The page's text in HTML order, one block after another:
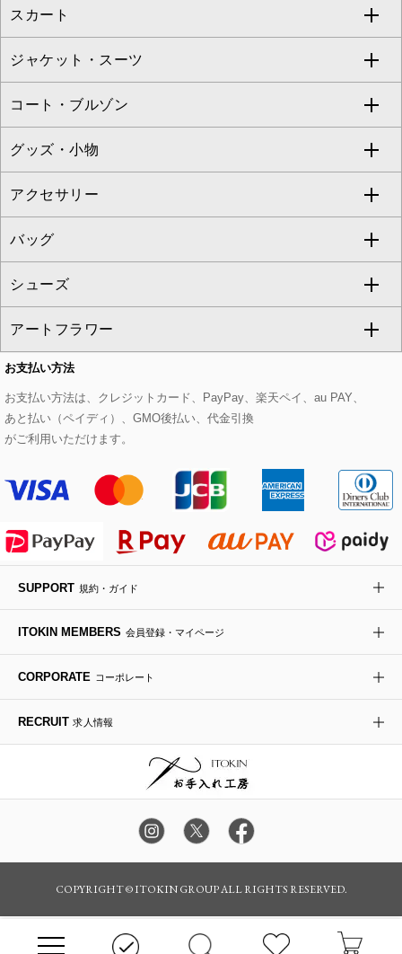
eur3
Maison de CINQ
MK MICHEL KLEIN BAG
HIROKO KOSHINO
ブラウス・シャツ
ニット・セーター
カーディガン
アンサンブルセット
ベスト・ジレ
パーカー
タンクトップ・キャミソール
スウェット・ジャージー
その他のトップス
ワンピース
ドレス
チュニック
ジャンパースカート
その他のワンピース・ドレス
すべてのパンツ
フルレングスパンツ
クロップド・半端丈パンツ
ガウチョ・ワイドパンツ
ハーフ・ショート丈パンツ
サロペット・オールインワン
その他のパンツ
スカート
すべてのスカート
ロング・マキシ丈スカート
ひざ丈スカート
ミモレ丈スカート
ショート・ミニ丈スカート
その他のスカート
ジャケット・スーツ
すべてのジャケット・スーツ
テーラードジャケット
ノーカラージャケット
セットアップ
セットアップジャケット
セットアップパンツ
セットアップスカート
セットアップワンピース
コート・ブルゾン
すべてのコート・ブルゾン
トレンチコート
ピーコート
ダッフルコート
チェスターコート
モッズコート
ステンカラーコート
ライダースジャケット
デニムジャケット
ダウンジャケット・コート
グッズ・小物
すべてのグッズ・小物
マスク
ストール・マフラー・スヌード
ベルト・サスペンダー
帽子
ヘアアクセサリー
ハンカチ・バンダナ
手袋
チャーム・ストラップ
その他のグッズ・小物
アクセサリー
すべてのアクセサリー
ネックレス
ピアス・イヤリング
ブレスレット・バングル
ブローチ・コサージュ
バッグ
すべてのバッグ
トートバッグ
ショルダーバッグ
ボストンバッグ
バックパック・リュック
ボディバッグ・メッセンジャーバッグ
トラベルバッグ
シューズ
すべてのシューズ
パンプス
スニーカー
フラットシューズ
ローファー
ドレスシューズ
アートフラワー
すべてのアートフラワー
ローズ
カサブランカ・カラー
ラナンキュラス
ポプリアレンジ＆フレグランス
お支払い方法
お支払い方法は、クレジットカード、PayPay、楽天ペイ、au PAY、
あと払い（ペイディ）、GMO後払い、代金引換
がご利用いただけます。
SUPPORT 規約・ガイド
ITOKIN MEMBERS 会員登録・マイページ
CORPORATE コーポレート
RECRUIT 求人情報
COPYRIGHT © ITOKIN GROUP ALL RIGHTS RESERVED.